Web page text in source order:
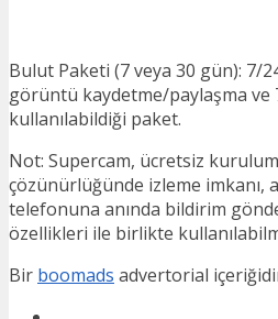
Bulut Paketi (7 veya 30 gün): 7/
görüntü kaydetme/paylaşma
kullanılabildiği paket.
Not: Supercam, ücretsiz
çözünürlüğünde izleme imkanı,
telefonuna anında bildirim
özellikleri ile birlikte
Bir boomads advertorial